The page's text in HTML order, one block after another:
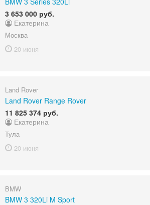
3 653 000 руб.
Екатерина
Москва
20 июня
Land Rover
Land Rover Range Rover
11 825 374 руб.
Екатерина
Тула
20 июня
BMW
BMW 3 320Li M Sport